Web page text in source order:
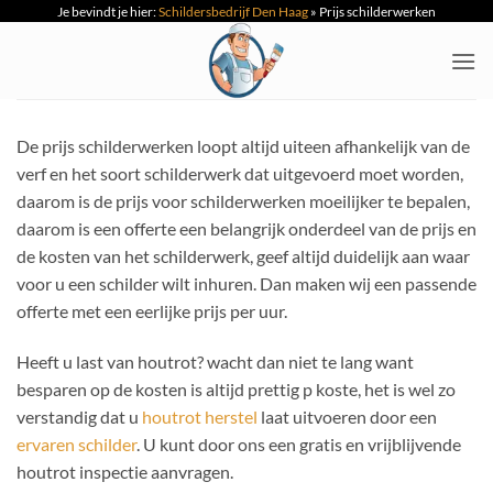
Je bevindt je hier:Schildersbedrijf Den Haag » Prijs schilderwerken
De prijs schilderwerken loopt altijd uiteen afhankelijk van de
verf en het soort schilderwerk dat uitgevoerd moet worden,
daarom is de prijs voor schilderwerken moeilijker te bepalen,
daarom is een offerte een belangrijk onderdeel van de prijs en
de kosten van het schilderwerk, geef altijd duidelijk aan waar
voor u een schilder wilt inhuren. Dan maken wij een passende
offerte met een eerlijke prijs per uur.
Heeft u last van houtrot? wacht dan niet te lang want
besparen op de kosten is altijd prettig p koste, het is wel zo
verstandig dat u houtrot herstel laat uitvoeren door een
ervaren schilder. U kunt door ons een gratis en vrijblijvende
houtrot inspectie aanvragen.